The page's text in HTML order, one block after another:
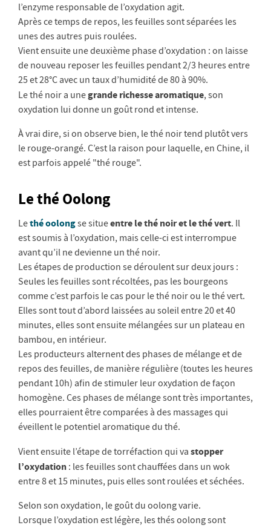
l’enzyme responsable de l’oxydation agit.
Après ce temps de repos, les feuilles sont séparées les
unes des autres puis roulées.
Vient ensuite une deuxième phase d’oxydation : on laisse
de nouveau reposer les feuilles pendant 2/3 heures entre
25 et 28°C avec un taux d’humidité de 80 à 90%.
Le thé noir a unegrande richesse aromatique, son
oxydation lui donne un goût rond et intense.
À vrai dire, si on observe bien, le thé noir tend plutôt vers
le rouge-orangé. C’est la raison pour laquelle, en Chine, il
est parfois appelé "thé rouge".
Le thé Oolong
Lethé oolongse situeentre le thé noir et le thé vert. Il
est soumis à l’oxydation, mais celle-ci est interrompue
avant qu’il ne devienne un thé noir.
Les étapes de production se déroulent sur deux jours :
Seules les feuilles sont récoltées, pas les bourgeons
comme c’est parfois le cas pour le thé noir ou le thé vert.
Elles sont tout d’abord laissées au soleil entre 20 et 40
minutes, elles sont ensuite mélangées sur un plateau en
bambou, en intérieur.
Les producteurs alternent des phases de mélange et de
repos des feuilles, de manière régulière (toutes les heures
pendant 10h) afin de stimuler leur oxydation de façon
homogène. Ces phases de mélange sont très importantes,
elles pourraient être comparées à des massages qui
éveillent le potentiel aromatique du thé.
Vient ensuite l’étape de torréfaction qui va stopper
l’oxydation : les feuilles sont chauffées dans un wok
entre 8 et 15 minutes, puis elles sont roulées et séchées.
Selon son oxydation, le goût du oolong varie.
Lorsque l’oxydation est légère, les thés oolong sont